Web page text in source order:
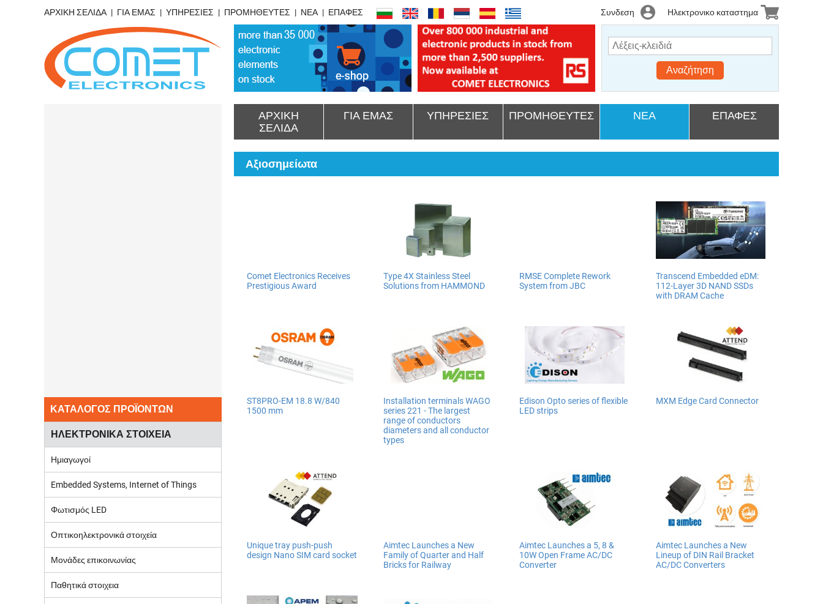
ΑΡΧΙΚΗ ΣΕΛΙΔΑ ΓΙΑ ΕΜΑΣ ΥΠΗΡΕΣΙΕΣ ΠΡΟΜΗΘΕΥΤΕΣ ΝΕΑ ΕΠΑΦΕΣ Συνδεση Ηλεκτρονικο καταστημα
Αναζήτηση
ΚΑΤΑΛΟΓΟΣ ΠΡΟΪΟΝΤΩΝ
ΗΛΕΚΤΡΟΝΙΚΑ ΣΤΟΙΧΕΙΑ
Ημιαγωγοί
Embedded Systems, Internet of Things
Φωτισμός LED
Οπτικοηλεκτρονικά στοιχεία
Μονάδες επικοινωνίας
Παθητικά στοιχεια
ΑΡΧΙΚΗ
ΣΕΛΙΔΑ
ΓΙΑ ΕΜΑΣ ΥΠΗΡΕΣΙΕΣ ΠΡΟΜΗΘΕΥΤΕΣ ΝΕΑ ΕΠΑΦΕΣ
Αξιοσημείωτα
Comet Electronics Receives
Prestigious Award
Type 4X Stainless Steel
Solutions from HAMMOND
RMSE Complete Rework
System from JBC
Transcend Embedded eDM:
112-Layer 3D NAND SSDs
with DRAM Cache
ST8PRO-EM 18.8 W/840
1500 mm
Installation terminals WAGO
series 221 - The largest
range of conductors
diameters and all conductor
types
Edison Opto series of flexible
LED strips
MXM Edge Card Connector
Unique tray push-push
design Nano SIM card socket
Aimtec Launches a New
Family of Quarter and Half
Bricks for Railway
Aimtec Launches a 5, 8 &
10W Open Frame AC/DC
Converter
Aimtec Launches a New
Lineup of DIN Rail Bracket
AC/DC Converters